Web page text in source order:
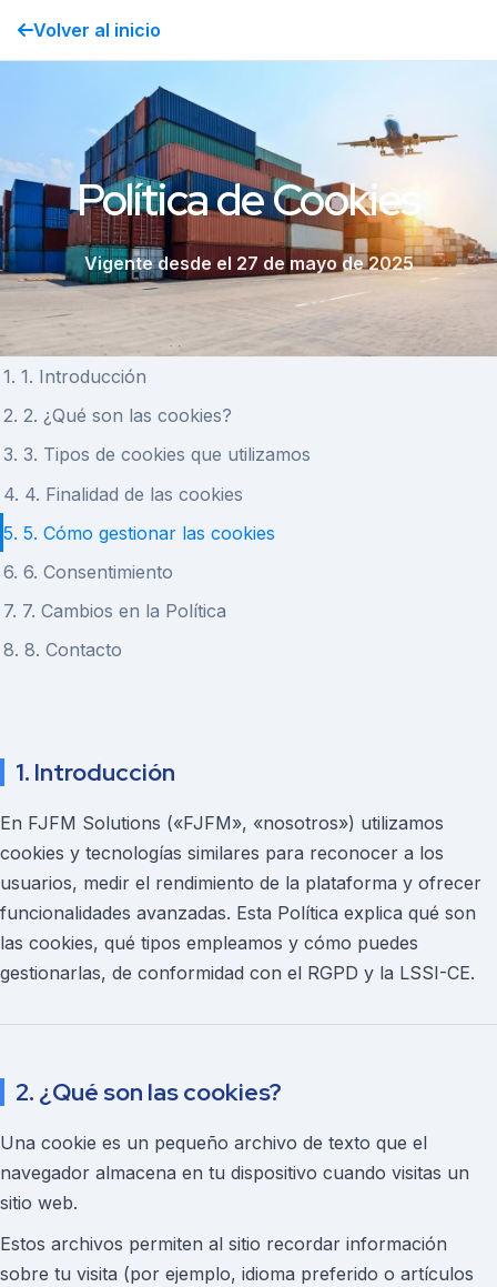
Volver al inicio
Política de Cookies
Vigente desde el 27 de mayo de 2025
1. 1. Introducción
2. 2. ¿Qué son las cookies?
3. 3. Tipos de cookies que utilizamos
4. 4. Finalidad de las cookies
5. 5. Cómo gestionar las cookies
6. 6. Consentimiento
7. 7. Cambios en la Política
8. 8. Contacto
1. Introducción
En FJFM Solutions («FJFM», «nosotros») utilizamos
cookies y tecnologías similares para reconocer a los
usuarios, medir el rendimiento de la plataforma y ofrecer
funcionalidades avanzadas. Esta Política explica qué son
las cookies, qué tipos empleamos y cómo puedes
gestionarlas, de conformidad con el RGPD y la LSSI-CE.
2. ¿Qué son las cookies?
Una cookie es un pequeño archivo de texto que el
navegador almacena en tu dispositivo cuando visitas un
sitio web.
Estos archivos permiten al sitio recordar información
sobre tu visita (por ejemplo, idioma preferido o artículos